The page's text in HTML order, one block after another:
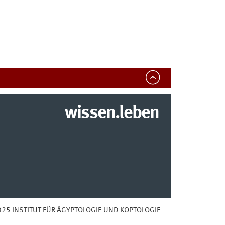
wissen.leben
INSTITUT FÜR ÄGYPTOLOGIE UND KOPTOLOGIE